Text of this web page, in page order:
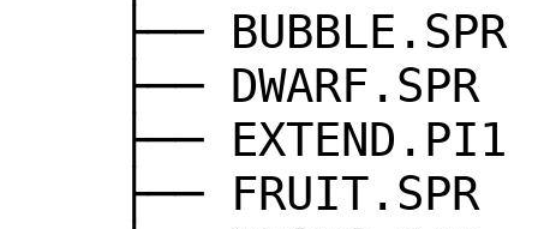
├── BUBBLE.SPR
├── DWARF.SPR
├── EXTEND.PI1
├── FRUIT.SPR